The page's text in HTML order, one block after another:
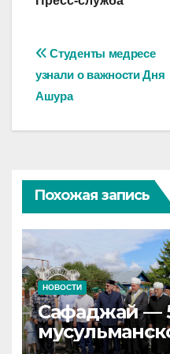
Навигация
по
записям
Студенты медресе
узнали о важности Дня
Ашура
Похожая запись
НОВОСТИ
Сафаджай —